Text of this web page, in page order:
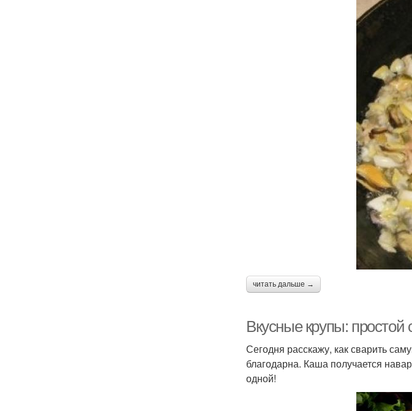
читать дальше →
Вкусные крупы: простой
Сегодня расскажу, как сварить
благодарна. Каша получается
одной!